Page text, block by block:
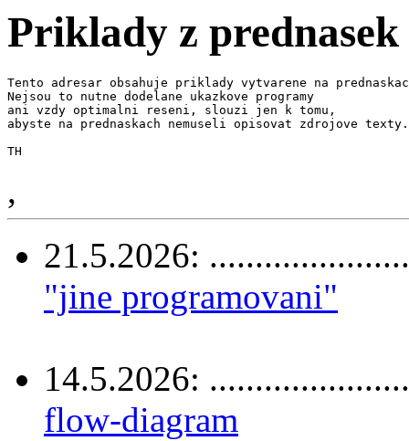
Priklady z prednasek
Tento adresar obsahuje priklady vytvarene na
Nejsou to nutne dodelane ukazkove programy
ani vzdy optimalni reseni, slouzi jen k tomu,
abyste na prednaskach nemuseli opisovat zdrojove texty.
,
21.5.2026:
"jine programovani"
14.5.2026:
flow-diagram